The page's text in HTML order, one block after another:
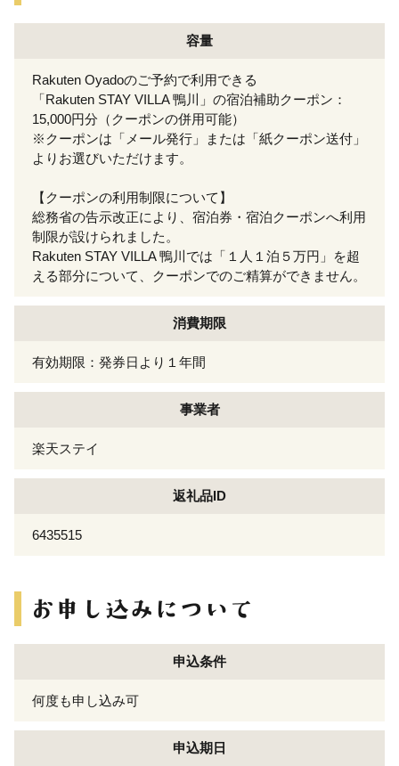
容量
Rakuten Oyadoのご予約で利用できる
「Rakuten STAY VILLA 鴨川」の宿泊補助クーポン：
15,000円分（クーポンの併用可能）
※クーポンは「メール発行」または「紙クーポン送付」
よりお選びいただけます。
【クーポンの利用制限について】
総務省の告示改正により、宿泊券・宿泊クーポンへ利用
制限が設けられました。
Rakuten STAY VILLA 鴨川では「１人１泊５万円」を超
える部分について、クーポンでのご精算ができません。
消費期限
有効期限：発券日より１年間
事業者
楽天ステイ
返礼品ID
6435515
申込条件
何度も申し込み可
申込期日